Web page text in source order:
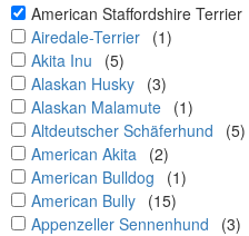
undefined
American Staffordshire Terrier
undefined
Airedale-Terrier (1)
undefined
Akita Inu
(5)
undefined
Alaskan Husky (3)
undefined
Alaskan Malamute (1)
undefined
Altdeutscher Schäferhund
(5)
undefined
American Akita (2)
undefined
American Bulldog
(1)
undefined
American Bully (15)
undefined
Appenzeller Sennenhund
(3)